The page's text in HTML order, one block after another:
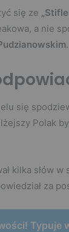
się ze
a nie
.
się
Polak
kilka słów w
za
Typuje